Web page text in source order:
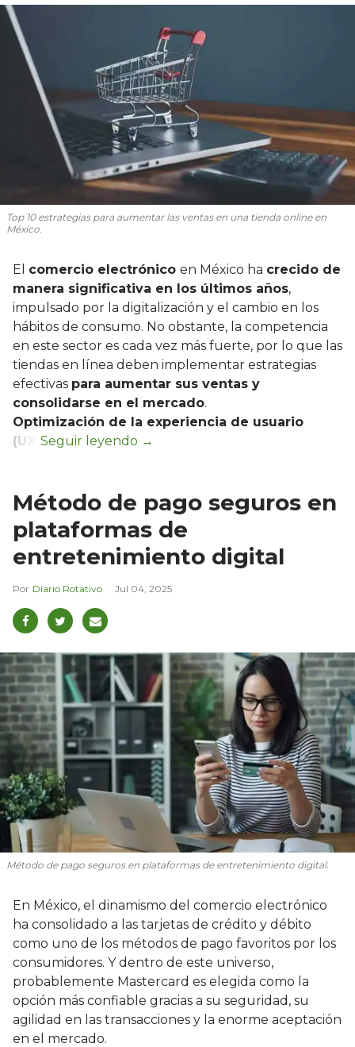
Top 10 estrategias para aumentar las ventas en una tienda online en
México.
El comercio electrónico en México ha crecido de
manera significativa en los últimos años,
impulsado por la digitalización y el cambio en los
hábitos de consumo. No obstante, la competencia
en este sector es cada vez más fuerte, por lo que las
tiendas en línea deben implementar estrategias
efectivas para aumentar sus ventas y
consolidarse en el mercado.
Optimización de la experiencia de usuario
(UX)
Método de pago seguros en
plataformas de
entretenimiento digital
Diario Rotativo Jul 04, 2025
Método de pago seguros en plataformas de entretenimiento digital.
En México, el dinamismo del comercio electrónico
ha consolidado a las tarjetas de crédito y débito
como uno de los métodos de pago favoritos por los
consumidores. Y dentro de este universo,
probablemente Mastercard es elegida como la
opción más confiable gracias a su seguridad, su
agilidad en las transacciones y la enorme aceptación
en el mercado.